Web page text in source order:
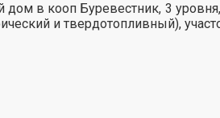
дом в кооп Буревестник, 3
и твердотопливный),